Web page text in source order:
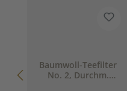
Baumwoll-Teefilter
No. 2, Durchm.